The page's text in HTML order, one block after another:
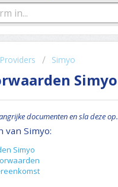
Providers Simyo
Simyo
documenten en sla deze op.
van Simyo:
Simyo